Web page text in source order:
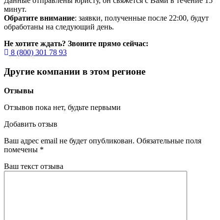
минут.
Обратите внимание: заявки, полученные после 22:00, будут
обработаны на следующий день.
Не хотите ждать? Звоните прямо сейчас:
8 (800) 301 78 93
Другие компании в этом регионе
Отзывы
Отзывов пока нет, будьте первыми
Добавить отзыв
Ваш адрес email не будет опубликован. Обязательные поля
помечены *
Ваш текст отзыва